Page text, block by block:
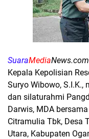
SuaraMediaNews.com
Kepala Kepolisian
Suryo Wibowo,
dan silaturahmi
Darwis, MDA
Citramulia Tbk, Desa
Utara, Kabupaten